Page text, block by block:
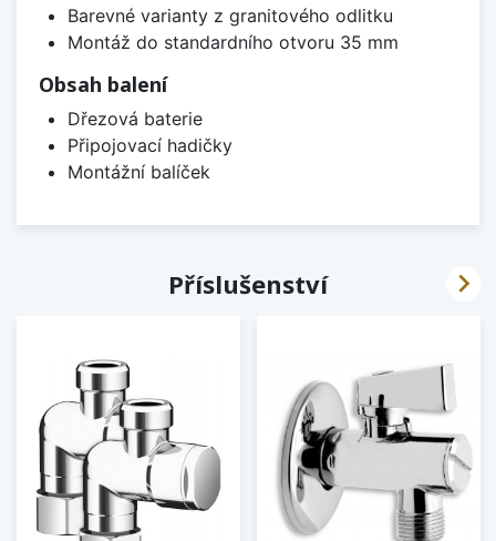
Barevné varianty z granitového odlitku
Montáž do standardního otvoru 35 mm
Obsah balení
Dřezová baterie
Připojovací hadičky
Montážní balíček
Příslušenství 